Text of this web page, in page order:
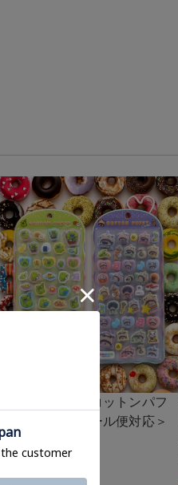
≪たまごっち≫コットンパフ
ィーシール＜メール便対応＞
¥638(税込)